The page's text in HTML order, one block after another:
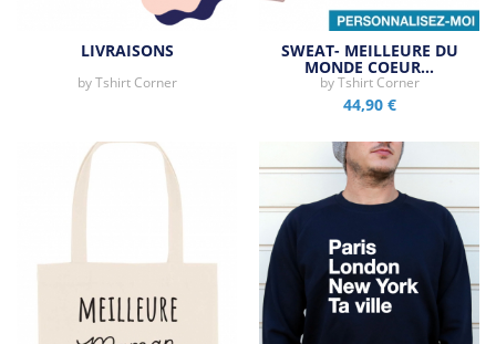
LIVRAISONS
byTshirt Corner
SWEAT- MEILLEURE DU
MONDE COEUR…
byTshirt Corner
44,90 €